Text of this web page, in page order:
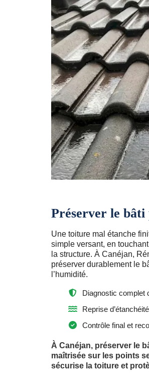
Préserver le
Une toiture mal étanche
simple versant, en
la structure. À Canéjan,
préserver durablement le
l’humidité.
Diagnostic complet
Reprise
Contrôle final et
À Canéjan, préserver le
maîtrisée sur les points
sécurise la toiture et